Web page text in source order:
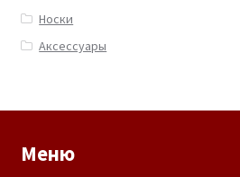
Носки
Аксессуары
Меню